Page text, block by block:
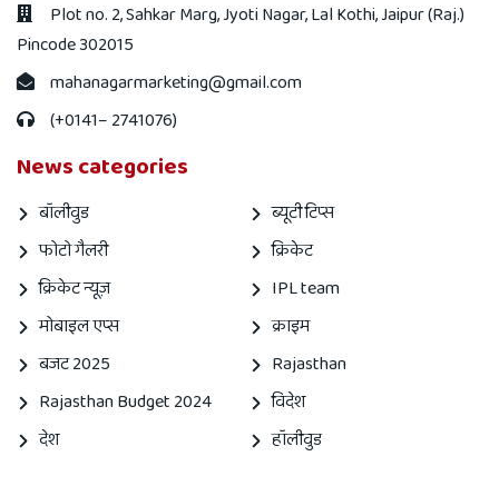
Plot no. 2, Sahkar Marg, Jyoti Nagar, Lal Kothi, Jaipur (Raj.)
Pincode 302015
mahanagarmarketing@gmail.com
(+0141– 2741076)
News categories
बॉलीवुड
ब्यूटी टिप्स
फोटो गैलरी
क्रिकेट
क्रिकेट न्यूज़
IPL team
मोबाइल एप्स
क्राइम
बजट 2025
Rajasthan
Rajasthan Budget 2024
विदेश
देश
हॉलीवुड